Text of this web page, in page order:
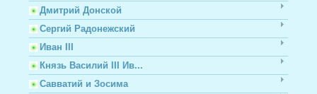
Дмитрий Донской
Сергий Радонежский
Иван III
Князь Василий III Ив...
Савватий и Зосима